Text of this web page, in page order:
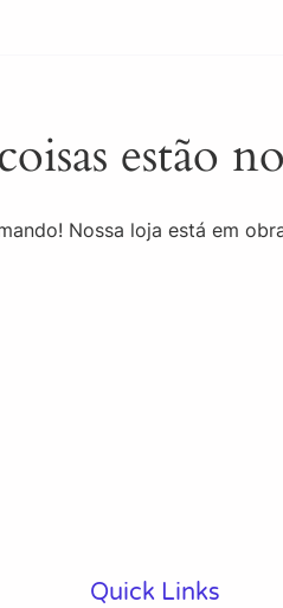
estão
Nossa loja está em
Quick Links